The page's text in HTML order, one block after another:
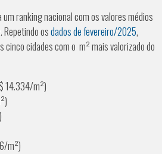
ranking nacional com os valores médios
Repetindo osdados de fevereiro/2025,
cinco cidades com o m² mais valorizado do
14.334/m²)
m²)